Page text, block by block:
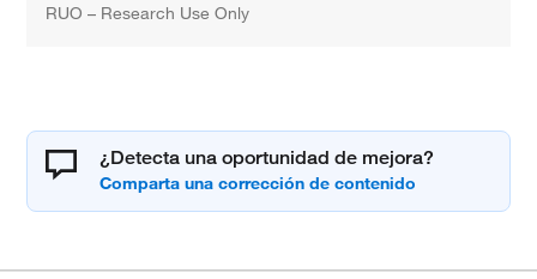
RUO – Research Use Only
¿Detecta una oportunidad de mejora?